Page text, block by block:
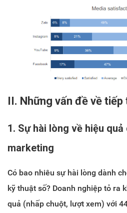
II. Những vấn đề về
1. Sự hài lòng về hiệu
marketing
Có bao nhiêu sự hài lòng dành
kỹ thuật số? Doanh nghiệp tỏ ra
quả (nhấp chuột, lượt xem) với